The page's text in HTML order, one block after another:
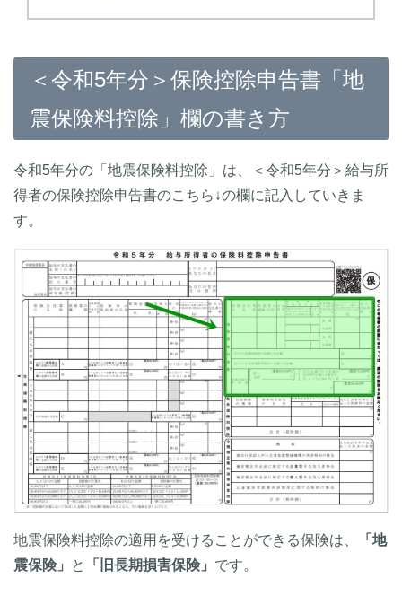
＜令和5年分＞保険控除申告書「地
震保険料控除」欄の書き方
令和5年分の「地震保険料控除」は、＜令和5年分＞給与所
得者の保険控除申告書のこちら↓の欄に記入していきま
す。
地震保険料控除の適用を受けることができる保険は、
「地
震保険」
と 「旧長期損害保険」 です。